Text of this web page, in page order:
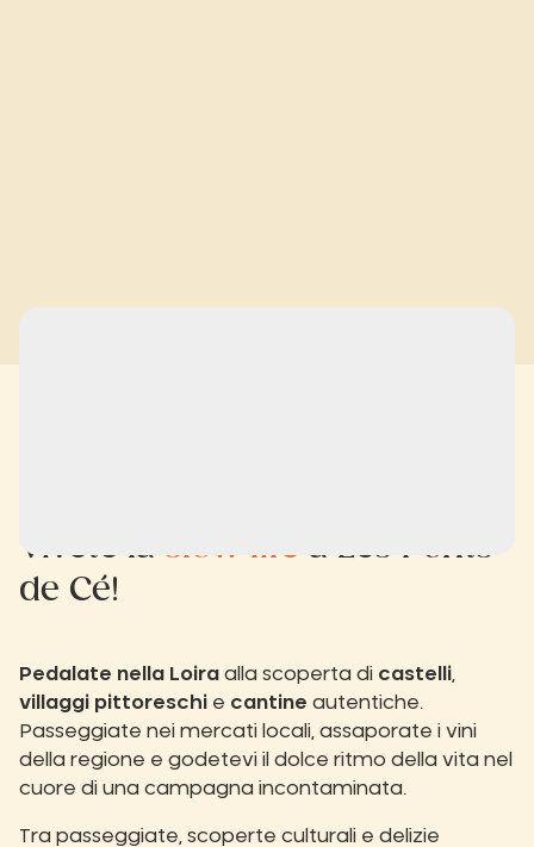
Vivete la slow life a Les Ponts
de Cé!
Pedalate nella Loira alla scoperta di castelli
villaggi pittoreschi e cantine autentiche.
Passeggiate nei mercati locali, assaporate i vini
della regione e godetevi il dolce ritmo della vita nel
cuore di una campagna incontaminata.
Tra passeggiate, scoperte culturali e delizie